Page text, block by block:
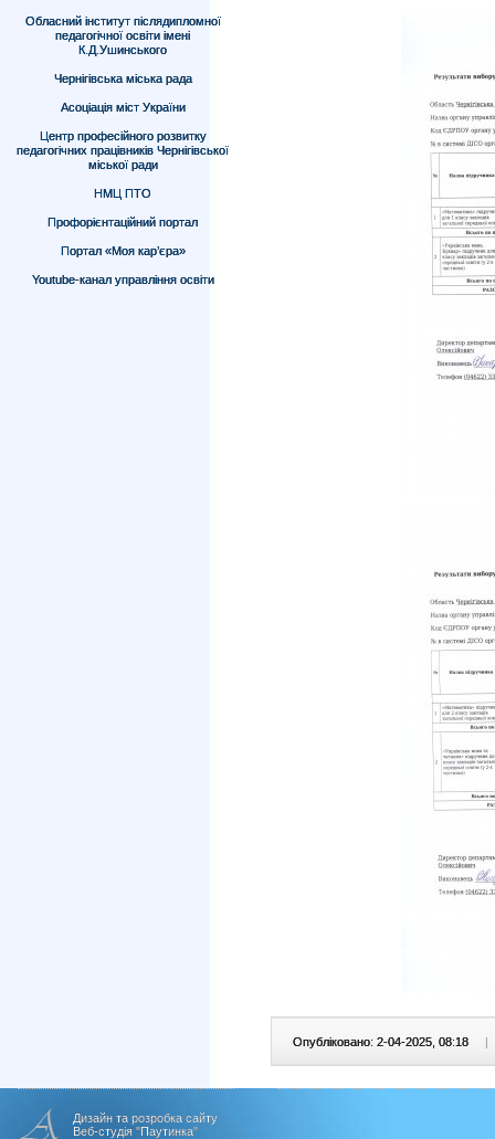
Обласний інститут післядипломної
педагогічної освіти імені
К.Д.Ушинського
Чернігівська міська рада
Асоціація міст України
Центр професійного розвитку
педагогічних працівників Чернігівської
міської ради
НМЦ ПТО
Профорієнтаційний портал
Портал «Моя кар’єра»
Youtube-канал управління освіти
Опубліковано: 2-04-2025, 08:18 |
Дизайн та розробка сайту
Веб-студія "Паутинка"